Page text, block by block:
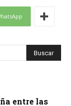
entre las